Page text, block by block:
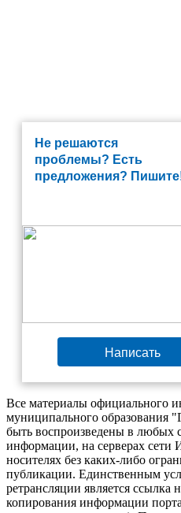
Не решаются
проблемы? Есть
предложения?
Написать
Все материалы официального
муниципального образования
быть воспроизведены в любых
информации, на серверах
носителях без каких-либо
публикации. Единственным
ретрансляции является ссылка
копирования информации